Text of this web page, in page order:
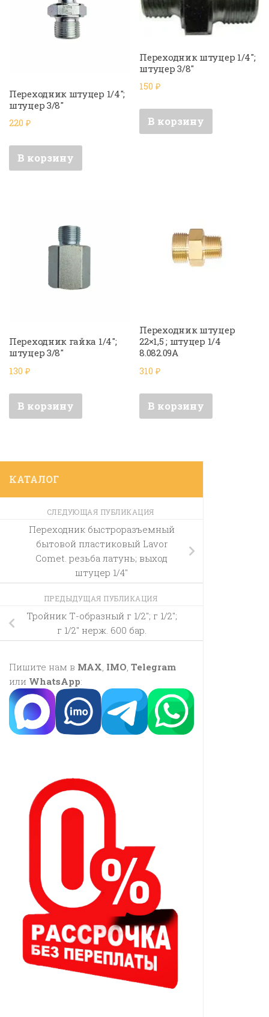
Переходник штуцер 1/4″;
штуцер 3/8″
220 ₽
В корзину
Переходник штуцер 1/4″;
штуцер 3/8″
150₽
В корзину
Переходник гайка 1/4″;
штуцер 3/8″
130 ₽
В корзину
Переходник штуцер
22×1,5 ; штуцер 1/4
8.082.09A
310₽
В корзину
КАТАЛОГ
СЛЕДУЮЩАЯ ПУБЛИКАЦИЯ
Переходник быстроразъемный
бытовой пластиковый Lavor
Comet. резьба латунь; выход
штуцер 1/4″
ПРЕДЫДУЩАЯ ПУБЛИКАЦИЯ
Тройник Т-образный г 1/2″; г 1/2″;
г 1/2″ нерж. 600 бар.
Пишите нам в MAX IMO Telegram
или WhatsApp: